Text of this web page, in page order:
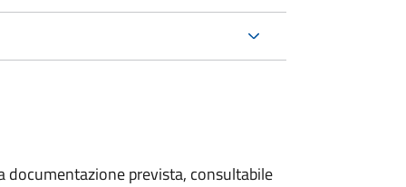
prevista, consultabile